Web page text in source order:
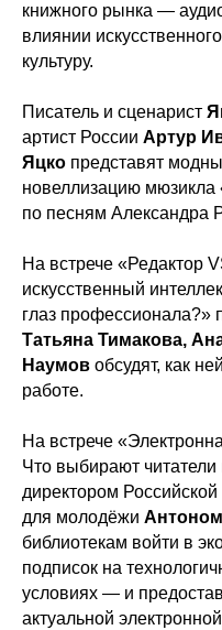
книжного рынка —
влиянии
культуру.
Писатель и сценарист
артист России Артур
Яцко представят
новеллизацию мюзикла
по песням Александра
На встрече «Редактор
искусственный
глаз профессионала?»
Татьяна Тимакова,
Наумов обсудят, как
работе.
На встрече
Что выбирают читатели
директором Российской
для молодёжи
библиотекам войти в
подписок на
условиях — и
актуальной